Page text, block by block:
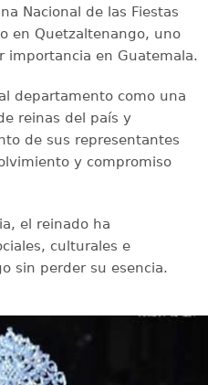
Nacional de las Fiestas
en Quetzaltenango, uno
importancia en Guatemala.
departamento como una
reinas del país y
de sus representantes
y compromiso
el reinado ha
culturales e
sin perder su esencia.